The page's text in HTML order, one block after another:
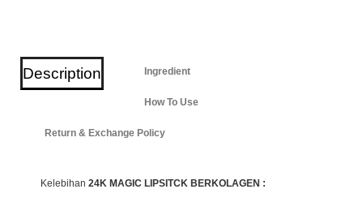
Description Ingredient
How To Use
Return & Exchange Policy
Kelebihan 24K MAGIC LIPSITCK BERKOLAGEN :